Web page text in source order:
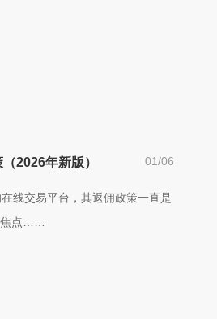
01/06
2026年新版）
线交易平台，其返佣政策一直是
焦点……